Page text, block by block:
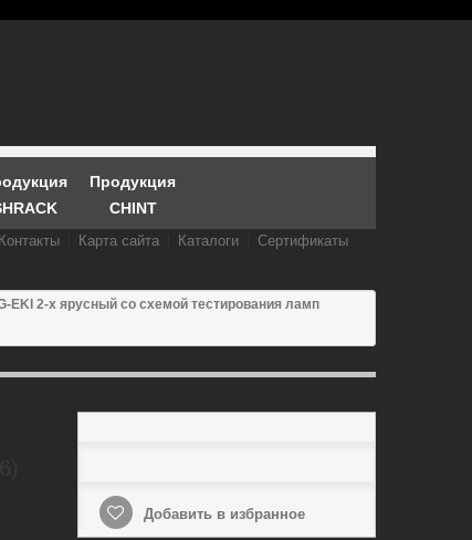
Продукция
CHINT
Контакты Карта сайта Каталоги Сертификаты
EKI 2-х ярусный со схемой тестирования ламп
Добавить в избранное